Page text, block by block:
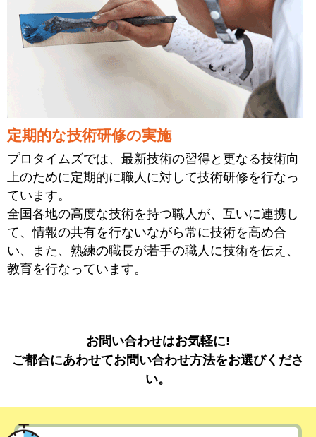
定期的な技術研修の実施
プロタイムズでは、最新技術の習得と更なる技術向
上のために定期的に職人に対して技術研修を行なっ
ています。
全国各地の高度な技術を持つ職人が、互いに連携し
て、情報の共有を行ないながら常に技術を高め合
い、また、熟練の職長が若手の職人に技術を伝え、
教育を行なっています。
お問い合わせはお気軽に!
ご都合にあわせてお問い合わせ方法をお選びくださ
い。